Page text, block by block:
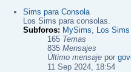
Sims para Consola
Los Sims para consolas.
Subforos: MySims Los
165 Temas
835Mensajes
Último mensaje por
11 Sep 2024, 18:54